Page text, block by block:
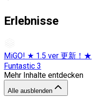
Erlebnisse
MiGO! ★ 1.5 ver 更新！★
Funtastic 3
Mehr Inhalte entdecken
Alle ausblenden